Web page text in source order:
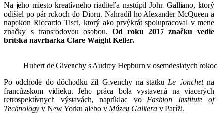
Na jeho miesto kreatívneho riaditeľa nastúpil John Galliano, ktorý
odišiel po pár rokoch do Dioru. Nahradil ho Alexander McQueen a
napokon Riccardo Tisci, ktorý ako prvýkrát spolupracoval v mene
značky s transrodovou osobou. Od roku 2017 značku vedie
britská návrhárka Clare Waight Keller.
Hubert de Givenchy s Audrey Hepburn v osemdesiatych
Po odchode do dôchodku žil Givenchy na statku Le Jonchetna
francúzskom vidieku. Jeho práca bola vystavená na viacerých
retrospektívnych výstavách, napríklad vo Fashion Institute of
Technology v New Yorku alebo v Múzeu Galliera v Paríži.